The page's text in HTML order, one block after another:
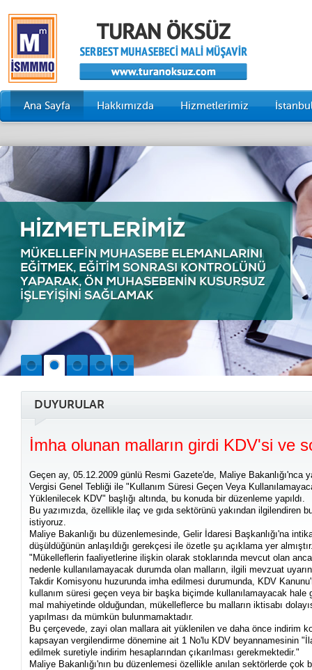
Ana Sayfa Hakkımızda Hizmetlerimiz
DUYURULAR
İmha olunan malların girdi KDV'si ve
Geçen ay, 05.12.2009 günlü Resmi Gazete'de, Maliye Bakanlığı'nca
Vergisi Genel Tebliği ile "Kullanım Süresi Geçen Veya
Yüklenilecek KDV" başlığı altında, bu konuda bir düzenleme yapıldı.
Bu yazımızda, özellikle ilaç ve gıda sektörünü yakından ilgilendiren
istiyoruz.
Maliye Bakanlığı bu düzenlemesinde, Gelir İdaresi Başkanlığı'na
düşüldüğünün anlaşıldığı gerekçesi ile özetle şu açıklama yer
"Mükelleflerin faaliyetlerine ilişkin olarak stoklarında mevcut olan
nedenle kullanılamayacak durumda olan malların, ilgili mevzuat
Takdir Komisyonu huzurunda imha edilmesi durumunda, KDV
kullanım süresi geçen veya bir başka biçimde kullanılamayacak
mal mahiyetinde olduğundan, mükelleflerce bu malların iktisabı
yapılması da mümkün bulunmamaktadır.
Bu çerçevede, zayi olan mallara ait yüklenilen ve daha önce indirim
kapsayan vergilendirme dönemine ait 1 No'lu KDV beyannamesinin
edilmek suretiyle indirim hesaplarından çıkarılması gerekmektedir."
Maliye Bakanlığı'nın bu düzenlemesi özellikle anılan sektörlerde çok